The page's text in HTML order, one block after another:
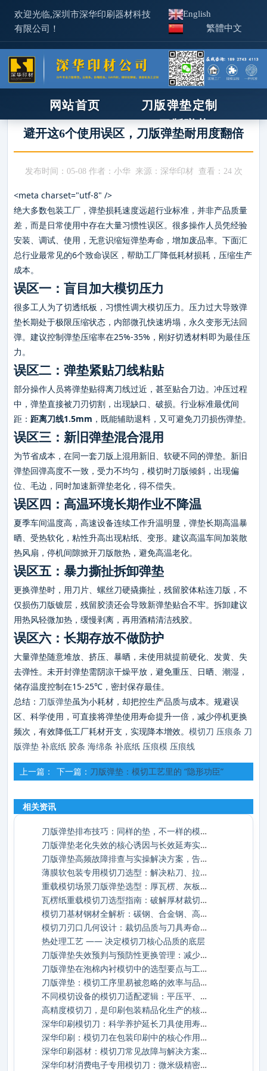
欢迎光临,深圳市深华印刷器材科技
有限公司！
English
繁體中文
网站首页
刀版弹垫定制
XPE/IXPE
刀版弹垫
压痕线
新闻资讯
机器工具
联系我们
ixpe防静电棉
模切刀
招商合作
锯床/木样机
企业见证
热门关键词： 刀版弹垫
胶条 钢孔 锯条 橡皮布 印刷板材 化学品
首页>新闻资讯>新闻咨讯
避开这6个使用误区，刀版弹垫耐用度翻倍
发布时间：05-08 作者：小华 来源：深华印材 查看： 24 次
<meta charset="utf-8" />
绝大多数包装工厂，弹垫损耗速度远超行业标准，并非产品质量
差，而是日常使用中存在大量习惯性误区。很多操作人员凭经验
安装、调试、使用，无意识缩短弹垫寿命，增加废品率。下面汇
总行业最常见的6个致命误区，帮助工厂降低耗材损耗，压缩生产
成本。
误区一：盲目加大模切压力
很多工人为了切透纸板，习惯性调大模切压力。压力过大导致弹
垫长期处于极限压缩状态，内部微孔快速坍塌，永久变形无法回
弹。建议控制弹垫压缩率在25%-35%，刚好切透材料即为最佳压
力。
误区二：弹垫紧贴刀线粘贴
部分操作人员将弹垫贴得离刀线过近，甚至贴合刀边。冲压过程
中，弹垫直接被刀刃切割，出现缺口、破损。行业标准最优间
距： 距离刀线1.5mm ，既能辅助退料，又可避免刀刃损伤弹垫。
误区三：新旧弹垫混合混用
为节省成本，在同一套刀版上混用新旧、软硬不同的弹垫。新旧
弹垫回弹高度不一致，受力不均匀，模切时刀版倾斜，出现偏
位、毛边，同时加速新弹垫老化，得不偿失。
误区四：高温环境长期作业不降温
夏季车间温度高，高速设备连续工作升温明显，弹垫长期高温暴
晒、受热软化，粘性升高出现粘纸、变形。建议高温车间加装散
热风扇，停机间隙掀开刀版散热，避免高温老化。
误区五：暴力撕扯拆卸弹垫
更换弹垫时，用刀片、螺丝刀硬撬撕扯，残留胶体粘连刀版，不
仅损伤刀版镀层，残留胶渍还会导致新弹垫贴合不牢。拆卸建议
用热风轻微加热，缓慢剥离，再用酒精清洁残胶。
误区六：长期存放不做防护
大量弹垫随意堆放、挤压、暴晒，未使用就提前硬化、发黄、失
去弹性。未开封弹垫需阴凉干燥平放，避免重压、日晒、潮湿，
储存温度控制在15-25℃，密封保存最佳。
总结： 刀版弹垫虽为小耗材，却把控生产品质与成本。规避误
区、科学使用，可直接将弹垫使用寿命提升一倍，减少停机更换
频次，有效降低工厂耗材开支，实现降本增效。 模切刀 压痕条 刀
版弹垫 补底纸 胶条 海绵条 补底纸 压痕模 压痕线
下一篇： 刀版弹垫：模切工艺里的 “隐形功臣”
上一篇：
相关资讯
刀版弹垫排布技巧：同样的垫，不一样的模切
刀版弹垫老化失效的核心诱因与长效延寿实操
刀版弹垫高频故障排查与实操解决方案，告别
薄膜软包装专用模切刀选型：解决粘刀、拉丝
重载模切场景刀版弹垫选型：厚瓦楞、灰板加
瓦楞纸重载模切刀选型指南：破解厚材裁切的
模切刀基材钢材全解析：碳钢、合金钢、高速
模切刀刃口几何设计：裁切品质与刀具寿命的
热处理工艺 —— 决定模切刀核心品质的底层
刀版弹垫失效预判与预防性更换管理：减少停
刀版弹垫在泡棉内衬模切中的选型要点与工艺
刀版弹垫：模切工序里易被忽略的效率与品质
不同模切设备的模切刀适配逻辑：平压平、圆
高精度模切刀，是印刷包装精品化生产的核心
深华印刷模切刀：科学养护延长刀具使用寿命
深华印刷：模切刀在包装印刷中的核心作用与
深华印刷器材：模切刀常见故障与解决方案详
深华印材消费电子专用模切刀：微米级精密模